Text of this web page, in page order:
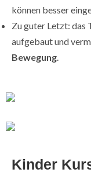
können besser
Zu guter Letzt: das
aufgebaut und
Bewegung.
Kinder